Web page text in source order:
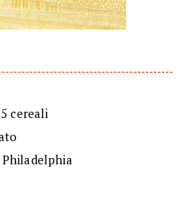
cereali